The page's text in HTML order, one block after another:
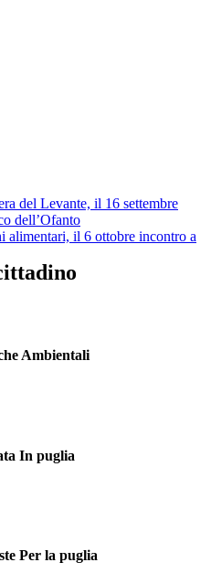
del Levante, il 16 settembre
dell’Ofanto
alimentari, il 6 ottobre incontro a
Ambientali
In puglia
Per la puglia